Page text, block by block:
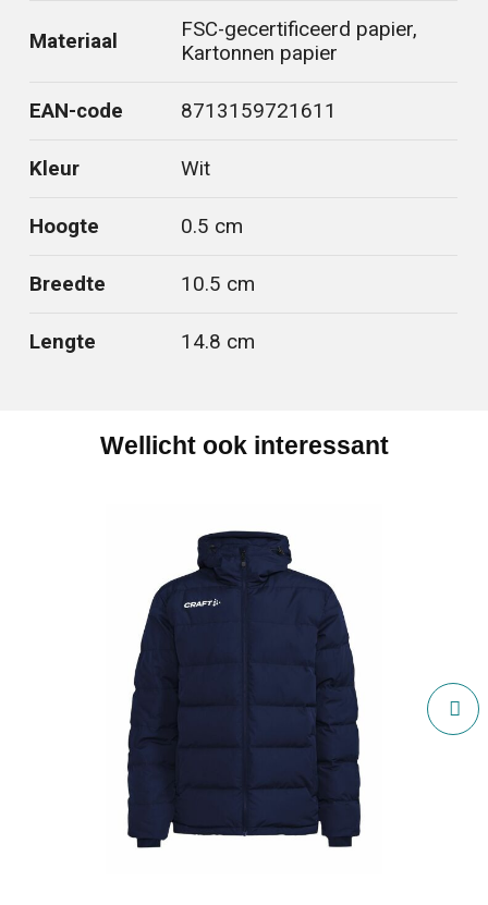
Materiaal
FSC-gecertificeerd papier,
Kartonnen papier
EAN-code 8713159721611
Kleur Wit
Hoogte 0.5 cm
Breedte 10.5 cm
Lengte 14.8 cm
Wellicht ook interessant